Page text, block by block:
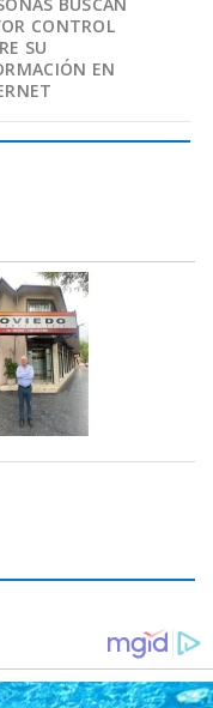
CONTROL
SU
EN